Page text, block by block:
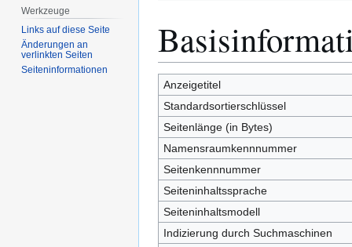
Navigation
Suche
Anzeigetitel
Standardsortierschlüssel
Seitenlänge (in Bytes)
Namensraumkennnummer
Seitenkennnummer
Seiteninhaltssprache
Seiteninhaltsmodell
Indizierung durch Suchmaschinen
Werkzeuge
Links auf diese Seite
Änderungen an
verlinkten Seiten
Seiten­­informationen